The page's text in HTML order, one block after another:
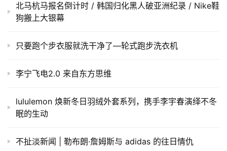
用
精
选
运
集
北马杭马报名倒计时 / 韩国归化黑人破亚洲纪录 / Nike鞋
狗搬上大银幕
只要跑个步衣服就洗干净了—轮式跑步洗衣机
李宁飞电2.0 来自东方思维
lululemon 焕新冬日羽绒外套系列，携手李宇春演绎不冬
眠的生动
不扯淡新闻 | 勒布朗·詹姆斯与 adidas 的往日情仇